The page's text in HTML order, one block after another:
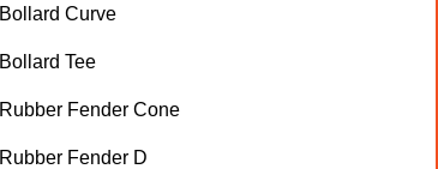
Bollard Curve
Bollard Tee
Rubber Fender Cone
Rubber Fender D